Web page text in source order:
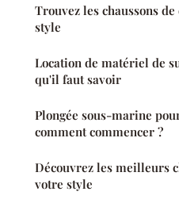
Trouvez les chaussons
style
Location de matériel de
qu'il faut savoir
Plongée sous-marine
comment commencer ?
Découvrez les meilleurs
votre style